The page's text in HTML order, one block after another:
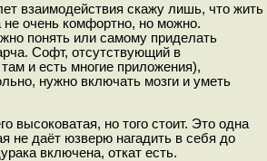
взаимодействия скажу лишь, что жить
не очень комфортно, но можно.
понять или самому приделать
Софт, отсутствующий в
и есть многие приложения),
нужно включать мозги и уметь
высоковатая, но того стоит. Это одна
не даёт юзверю нагадить в себя до
включена, откат есть.